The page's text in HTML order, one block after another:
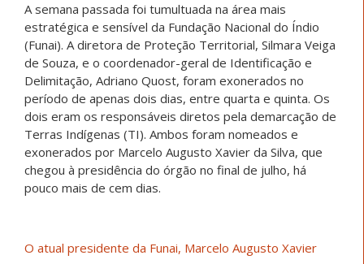
A semana passada foi tumultuada na área mais
estratégica e sensível da Fundação Nacional do Índio
(Funai). A diretora de Proteção Territorial, Silmara Veiga
de Souza, e o coordenador-geral de Identificação e
Delimitação, Adriano Quost, foram exonerados no
período de apenas dois dias, entre quarta e quinta. Os
dois eram os responsáveis diretos pela demarcação de
Terras Indígenas (TI). Ambos foram nomeados e
exonerados por Marcelo Augusto Xavier da Silva, que
chegou à presidência do órgão no final de julho, há
pouco mais de cem dias.
O atual presidente da Funai, Marcelo Augusto Xavier